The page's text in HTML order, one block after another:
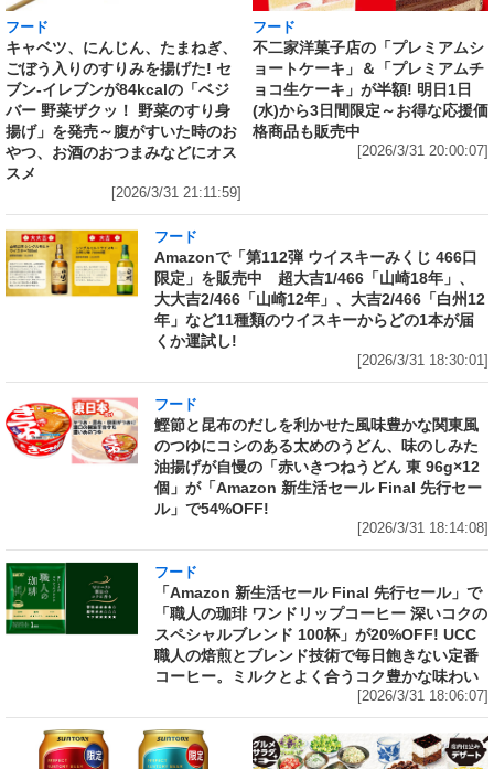
フード
キャベツ、にんじん、たまねぎ、
ごぼう入りのすりみを揚げた! セ
ブン‐イレブンが84kcalの「ベジ
バー 野菜ザクッ！ 野菜のすり身
揚げ」を発売～腹がすいた時のお
やつ、お酒のおつまみなどにオス
スメ
[2026/3/31 21:11:59]
フード
不二家洋菓子店の「プレミアムシ
ョートケーキ」＆「プレミアムチ
ョコ生ケーキ」が半額! 明日1日
(水)から3日間限定～お得な応援価
格商品も販売中
[2026/3/31 20:00:07]
フード
Amazonで「第112弾 ウイスキーみくじ 466口
限定」を販売中 超大吉1/466「山崎18年」、
大大吉2/466「山崎12年」、大吉2/466「白州12
年」など11種類のウイスキーからどの1本が届
くか運試し!
[2026/3/31 18:30:01]
フード
鰹節と昆布のだしを利かせた風味豊かな関東風
のつゆにコシのある太めのうどん、味のしみた
油揚げが自慢の「赤いきつねうどん 東 96g×12
個」が「Amazon 新生活セール Final 先行セー
ル」で54%OFF!
[2026/3/31 18:14:08]
フード
「Amazon 新生活セール Final 先行セール」で
「職人の珈琲 ワンドリップコーヒー 深いコクの
スペシャルブレンド 100杯」が20%OFF! UCC
職人の焙煎とブレンド技術で毎日飽きない定番
コーヒー。ミルクとよく合うコク豊かな味わい
[2026/3/31 18:06:07]